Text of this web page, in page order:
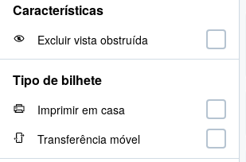
Características
Excluir vista obstruída
Tipo de bilhete
Imprimir em casa
Transferência móvel